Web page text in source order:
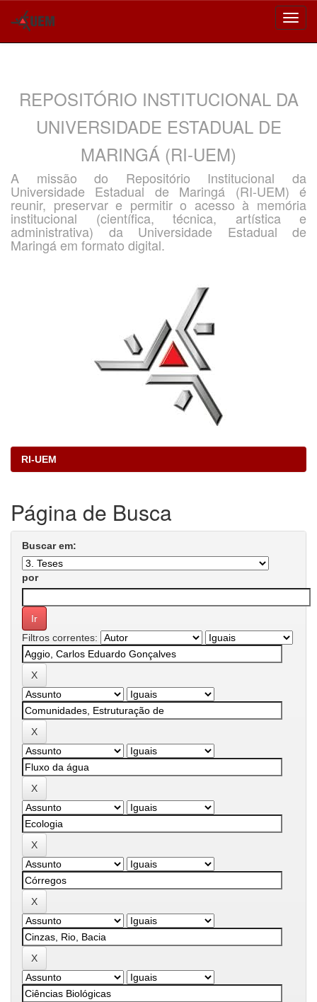
REPOSITÓRIO INSTITUCIONAL DA
UNIVERSIDADE ESTADUAL DE
MARINGÁ (RI-UEM)
A missão do Repositório Institucional da
Universidade Estadual de Maringá (RI-UEM) é
reunir, preservar e permitir o acesso à memória
institucional (científica, técnica, artística e
administrativa) da Universidade Estadual de
Maringá em formato digital.
RI-UEM
Página de Busca
Buscar em:
por
Filtros correntes: